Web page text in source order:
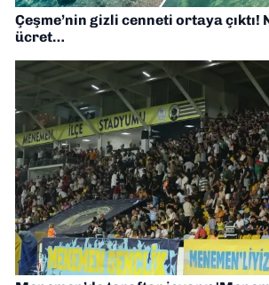
Çeşme’nin gizli cenneti ortaya çıktı!
ücret…